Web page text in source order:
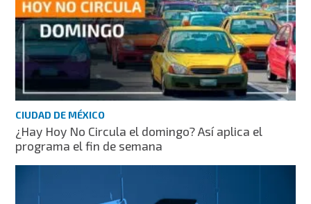
CIUDAD DE MÉXICO
¿Hay Hoy No Circula el domingo? Así aplica el
programa el fin de semana